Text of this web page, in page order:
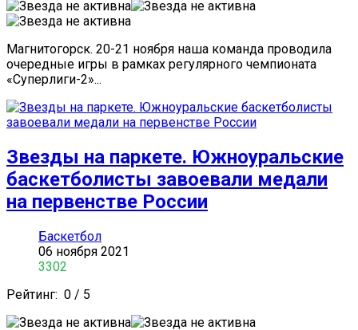
Магнитогорск. 20-21 ноября наша команда проводила
очередные игры в рамках регулярного чемпионата
«Суперлиги-2»...
Звезды на паркете. Южноуральские
баскетболисты завоевали медали
на первенстве России
Баскетбол
06 ноября 2021
3302
Рейтинг: 0 / 5